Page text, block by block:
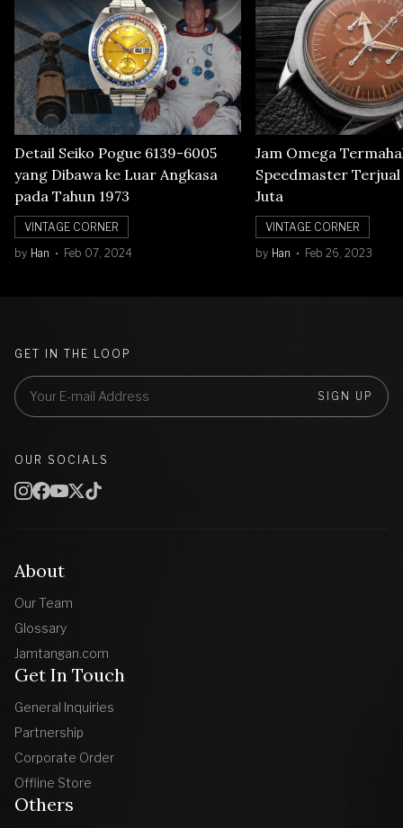
Detail Seiko Pogue 6139-6005
yang Dibawa ke Luar Angkasa
pada Tahun 1973
VINTAGE CORNER
by Han Feb 07, 2024
Jam Omega
Speedmaster Terjual
Juta
VINTAGE CORNER
by Han Feb 26, 2023
About
Our Team
Glossary
Jamtangan.com
Get In Touch
General Inquiries
Partnership
Corporate Order
Offline Store
Others
GET IN THE LOOP
SIGN UP
OUR SOCIALS